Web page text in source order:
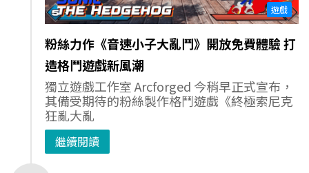
遊戲
粉絲力作《音速小子大亂鬥》開放免費體驗 打
造格鬥遊戲新風潮
獨立遊戲工作室 Arcforged 今稍早正式宣布，
其備受期待的粉絲製作格鬥遊戲《終極索尼克
狂亂大亂
繼續閱讀